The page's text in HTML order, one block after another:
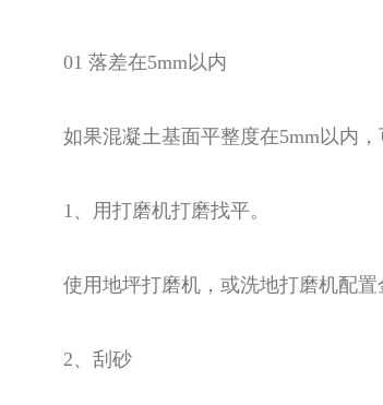
01 落差在5mm以内
如果混凝土基面平整度在5mm以内
1、用打磨机打磨找平。
使用地坪打磨机，或洗地打磨机配
2、刮砂